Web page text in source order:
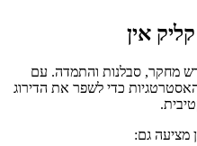
אין
מחקר, סבלנות והתמדה. עם
כדי לשפר את הדירוג
מציעה גם: